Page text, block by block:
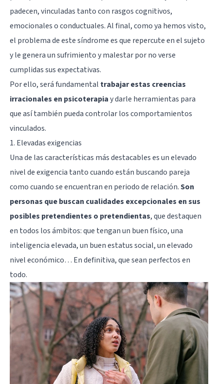
padecen, vinculadas tanto con rasgos cognitivos,
emocionales o conductuales. Al final, como ya hemos visto,
el problema de este síndrome es que repercute en el sujeto
y le genera un sufrimiento y malestar por no verse
cumplidas sus expectativas.
Por ello, será fundamental trabajar estas creencias
irracionales en psicoterapiay darle herramientas para
que así también pueda controlar los comportamientos
vinculados.
1. Elevadas exigencias
Una de las características más destacables es un elevado
nivel de exigencia tanto cuando están buscando pareja
como cuando se encuentran en periodo de relación.Son
personas que buscan cualidades excepcionales en sus
posibles pretendientes o pretendientas, que destaquen
en todos los ámbitos: que tengan un buen físico, una
inteligencia elevada, un buen estatus social, un elevado
nivel económico… En definitiva, que sean perfectos en
todo.